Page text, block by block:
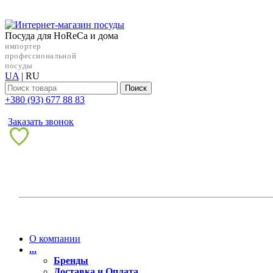
Посуда для HoReCa и дома
импортер
профессиональной
посуды
UA | RU
Поиск
+38‎0 (93) 677 88 83
Заказать звонок
О компании
...
Бренды